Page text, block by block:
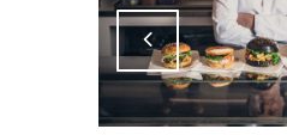
Attiva comando